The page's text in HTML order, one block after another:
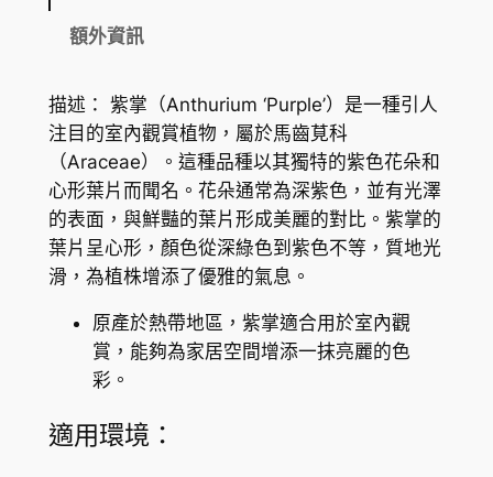
i
u
m
'
P
u
r
數
額外資訊
描述： 紫掌（Anthurium ‘Purple’）是一種引人
注目的室內觀賞植物，屬於馬齒莧科
（Araceae）。這種品種以其獨特的紫色花朵和
心形葉片而聞名。花朵通常為深紫色，並有光澤
的表面，與鮮豔的葉片形成美麗的對比。紫掌的
葉片呈心形，顏色從深綠色到紫色不等，質地光
滑，為植株增添了優雅的氣息。
原產於熱帶地區，紫掌適合用於室內觀
賞，能夠為家居空間增添一抹亮麗的色
彩。
適用環境：